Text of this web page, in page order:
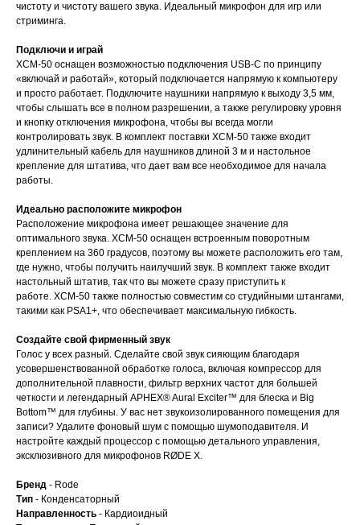
чистоту и чистоту вашего звука. Идеальный микрофон для игр или
стриминга.
Подключи и играй
XCM-50 оснащен возможностью подключения USB-C по принципу
«включай и работай», который подключается напрямую к компьютеру
и просто работает. Подключите наушники напрямую к выходу 3,5 мм,
чтобы слышать все в полном разрешении, а также регулировку уровня
и кнопку отключения микрофона, чтобы вы всегда могли
контролировать звук. В комплект поставки XCM-50 также входит
удлинительный кабель для наушников длиной 3 м и настольное
крепление для штатива, что дает вам все необходимое для начала
работы.
Идеально расположите микрофон
Расположение микрофона имеет решающее значение для
оптимального звука. XCM-50 оснащен встроенным поворотным
креплением на 360 градусов, поэтому вы можете расположить его там,
где нужно, чтобы получить наилучший звук. В комплект также входит
настольный штатив, так что вы можете сразу приступить к
работе. XCM-50 также полностью совместим со студийными штангами,
такими как PSA1+, что обеспечивает максимальную гибкость.
Создайте свой фирменный звук
Голос у всех разный. Сделайте свой звук сияющим благодаря
усовершенствованной обработке голоса, включая компрессор для
дополнительной плавности, фильтр верхних частот для большей
четкости и легендарный APHEX® Aural Exciter™ для блеска и Big
Bottom™ для глубины. У вас нет звукоизолированного помещения для
записи? Удалите фоновый шум с помощью шумоподавителя. И
настройте каждый процессор с помощью детального управления,
эксклюзивного для микрофонов RØDE X.
Бренд - Rode
Тип - Конденсаторный
Направленность - Кардиоидный